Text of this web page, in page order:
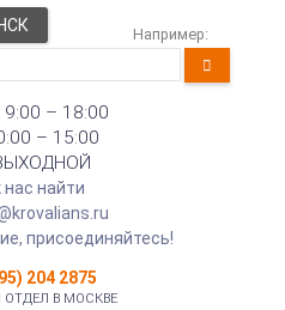
НСК Например:
9:00 – 18:00
– 15:00
нас найти
присоединяйтесь!
204 2875
В МОСКВЕ